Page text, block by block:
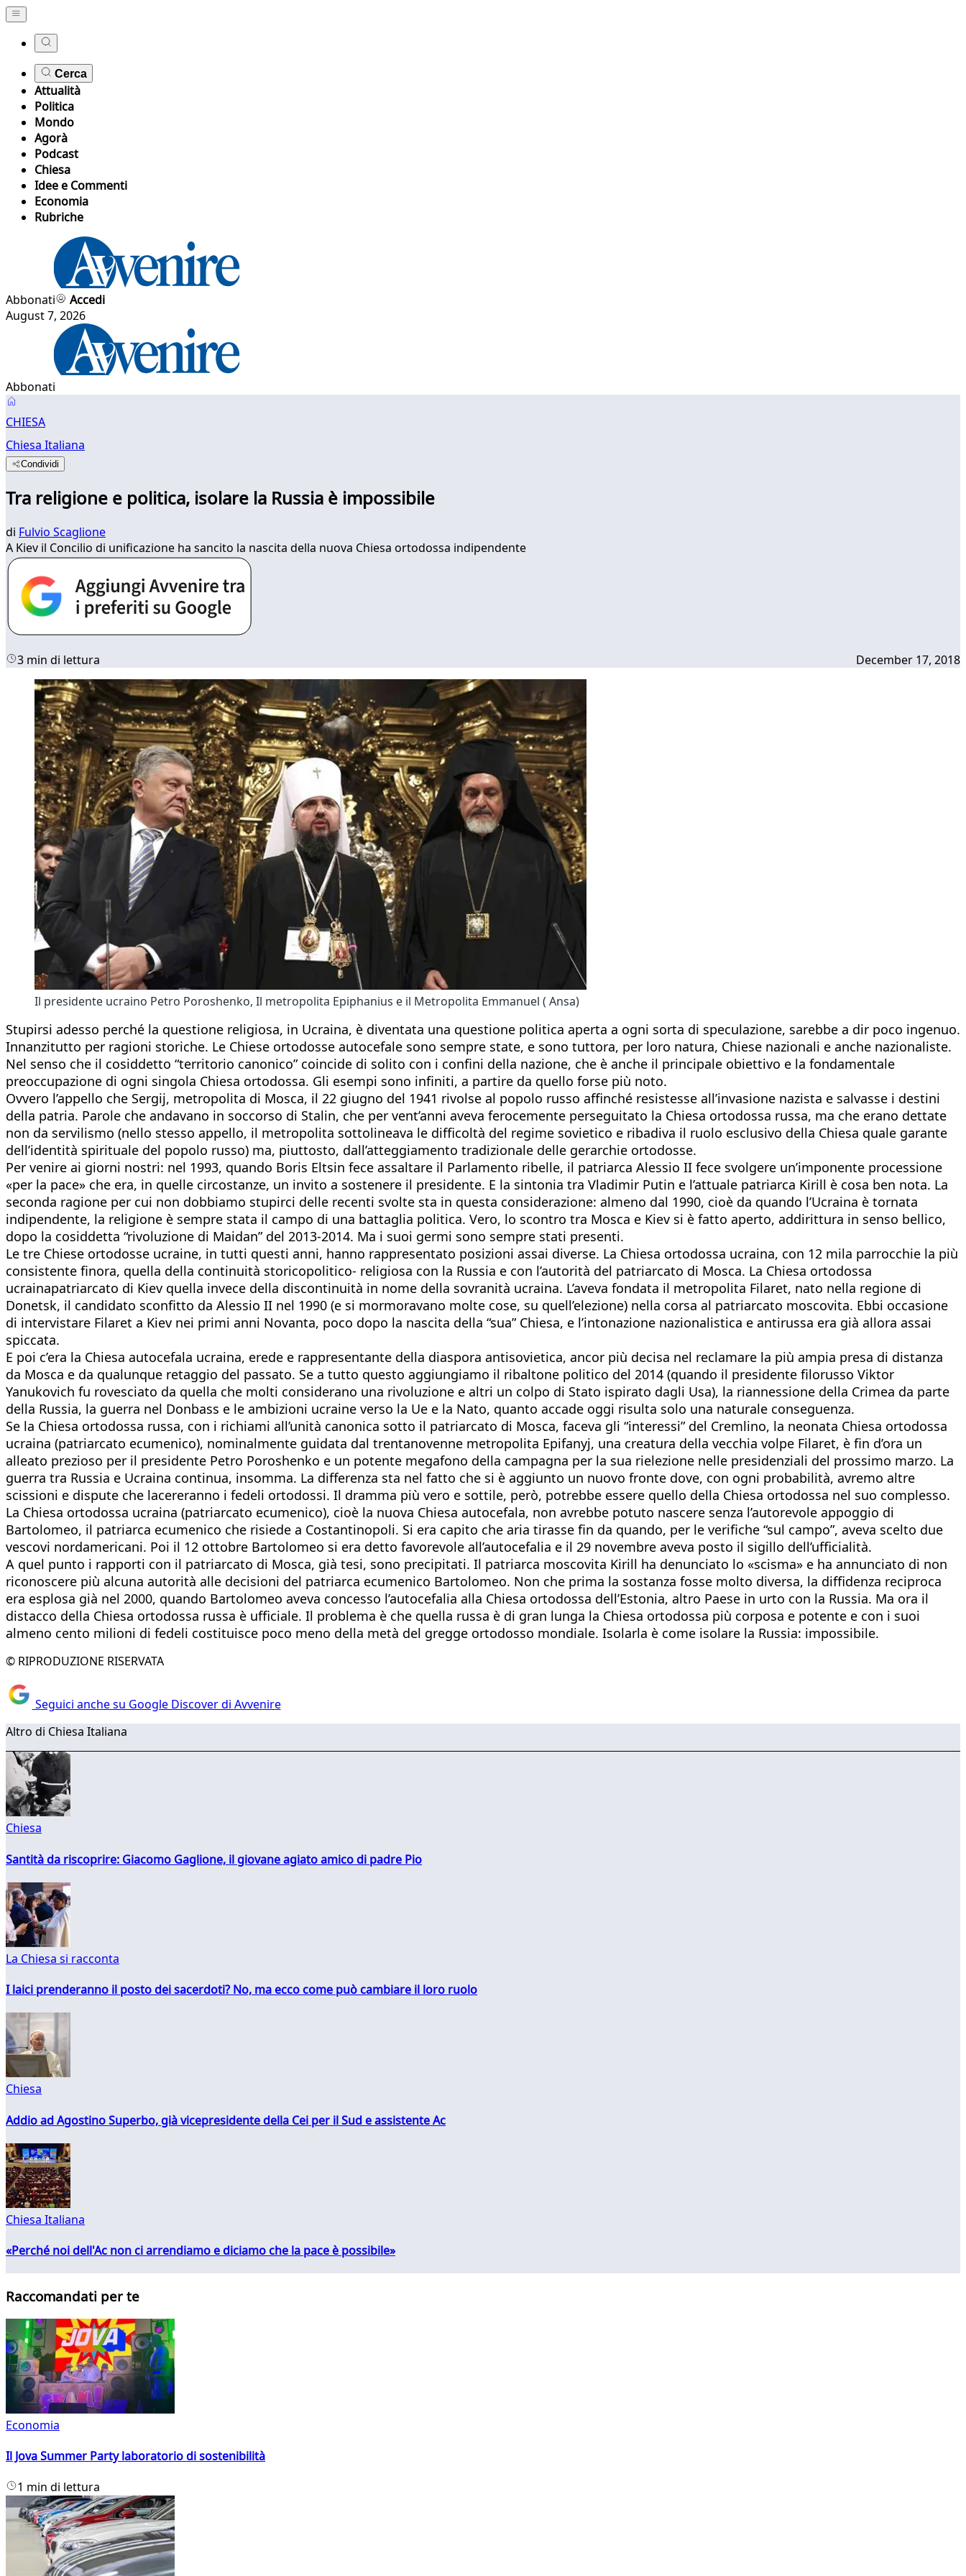
Cerca
Attualità
Politica
Mondo
Agorà
Podcast
Chiesa
Idee e Commenti
Economia
Rubriche
Abbonati
Accedi
August 7, 2026
Abbonati
CHIESA
Chiesa Italiana
Condividi
Tra religione e politica, isolare la Russia è impossibile
di Fulvio Scaglione
A Kiev il Concilio di unificazione ha sancito la nascita della nuova Chiesa ortodossa indipendente
3 min di lettura December 17, 2018
Il presidente ucraino Petro Poroshenko, Il metropolita Epiphanius e il Metropolita Emmanuel ( Ansa)
Stupirsi adesso perché la questione religiosa, in Ucraina, è diventata una questione politica aperta a ogni sorta di speculazione, sarebbe a dir poco ingenuo.
Innanzitutto per ragioni storiche. Le Chiese ortodosse autocefale sono sempre state, e sono tuttora, per loro natura, Chiese nazionali e anche nazionaliste.
Nel senso che il cosiddetto “territorio canonico” coincide di solito con i confini della nazione, che è anche il principale obiettivo e la fondamentale
preoccupazione di ogni singola Chiesa ortodossa. Gli esempi sono infiniti, a partire da quello forse più noto.
Ovvero l’appello che Sergij, metropolita di Mosca, il 22 giugno del 1941 rivolse al popolo russo affinché resistesse all’invasione nazista e salvasse i destini
della patria. Parole che andavano in soccorso di Stalin, che per vent’anni aveva ferocemente perseguitato la Chiesa ortodossa russa, ma che erano dettate
non da servilismo (nello stesso appello, il metropolita sottolineava le difficoltà del regime sovietico e ribadiva il ruolo esclusivo della Chiesa quale garante
dell’identità spirituale del popolo russo) ma, piuttosto, dall’atteggiamento tradizionale delle gerarchie ortodosse.
Per venire ai giorni nostri: nel 1993, quando Boris Eltsin fece assaltare il Parlamento ribelle, il patriarca Alessio II fece svolgere un’imponente processione
«per la pace» che era, in quelle circostanze, un invito a sostenere il presidente. E la sintonia tra Vladimir Putin e l’attuale patriarca Kirill è cosa ben nota. La
seconda ragione per cui non dobbiamo stupirci delle recenti svolte sta in questa considerazione: almeno dal 1990, cioè da quando l’Ucraina è tornata
indipendente, la religione è sempre stata il campo di una battaglia politica. Vero, lo scontro tra Mosca e Kiev si è fatto aperto, addirittura in senso bellico,
dopo la cosiddetta “rivoluzione di Maidan” del 2013-2014. Ma i suoi germi sono sempre stati presenti.
Le tre Chiese ortodosse ucraine, in tutti questi anni, hanno rappresentato posizioni assai diverse. La Chiesa ortodossa ucraina, con 12 mila parrocchie la più
consistente finora, quella della continuità storicopolitico- religiosa con la Russia e con l’autorità del patriarcato di Mosca. La Chiesa ortodossa
ucrainapatriarcato di Kiev quella invece della discontinuità in nome della sovranità ucraina. L’aveva fondata il metropolita Filaret, nato nella regione di
Donetsk, il candidato sconfitto da Alessio II nel 1990 (e si mormoravano molte cose, su quell’elezione) nella corsa al patriarcato moscovita. Ebbi occasione
di intervistare Filaret a Kiev nei primi anni Novanta, poco dopo la nascita della “sua” Chiesa, e l’intonazione nazionalistica e antirussa era già allora assai
spiccata.
E poi c’era la Chiesa autocefala ucraina, erede e rappresentante della diaspora antisovietica, ancor più decisa nel reclamare la più ampia presa di distanza
da Mosca e da qualunque retaggio del passato. Se a tutto questo aggiungiamo il ribaltone politico del 2014 (quando il presidente filorusso Viktor
Yanukovich fu rovesciato da quella che molti considerano una rivoluzione e altri un colpo di Stato ispirato dagli Usa), la riannessione della Crimea da parte
della Russia, la guerra nel Donbass e le ambizioni ucraine verso la Ue e la Nato, quanto accade oggi risulta solo una naturale conseguenza.
Se la Chiesa ortodossa russa, con i richiami all’unità canonica sotto il patriarcato di Mosca, faceva gli “interessi” del Cremlino, la neonata Chiesa ortodossa
ucraina (patriarcato ecumenico), nominalmente guidata dal trentanovenne metropolita Epifanyj, una creatura della vecchia volpe Filaret, è fin d’ora un
alleato prezioso per il presidente Petro Poroshenko e un potente megafono della campagna per la sua rielezione nelle presidenziali del prossimo marzo. La
guerra tra Russia e Ucraina continua, insomma. La differenza sta nel fatto che si è aggiunto un nuovo fronte dove, con ogni probabilità, avremo altre
scissioni e dispute che lacereranno i fedeli ortodossi. Il dramma più vero e sottile, però, potrebbe essere quello della Chiesa ortodossa nel suo complesso.
La Chiesa ortodossa ucraina (patriarcato ecumenico), cioè la nuova Chiesa autocefala, non avrebbe potuto nascere senza l’autorevole appoggio di
Bartolomeo, il patriarca ecumenico che risiede a Costantinopoli. Si era capito che aria tirasse fin da quando, per le verifiche “sul campo”, aveva scelto due
vescovi nordamericani. Poi il 12 ottobre Bartolomeo si era detto favorevole all’autocefalia e il 29 novembre aveva posto il sigillo dell’ufficialità.
A quel punto i rapporti con il patriarcato di Mosca, già tesi, sono precipitati. Il patriarca moscovita Kirill ha denunciato lo «scisma» e ha annunciato di non
riconoscere più alcuna autorità alle decisioni del patriarca ecumenico Bartolomeo. Non che prima la sostanza fosse molto diversa, la diffidenza reciproca
era esplosa già nel 2000, quando Bartolomeo aveva concesso l’autocefalia alla Chiesa ortodossa dell’Estonia, altro Paese in urto con la Russia. Ma ora il
distacco della Chiesa ortodossa russa è ufficiale. Il problema è che quella russa è di gran lunga la Chiesa ortodossa più corposa e potente e con i suoi
almeno cento milioni di fedeli costituisce poco meno della metà del gregge ortodosso mondiale. Isolarla è come isolare la Russia: impossibile.
© RIPRODUZIONE RISERVATA
Seguici anche su Google Discover di Avvenire
Altro di Chiesa Italiana
Chiesa
Santità da riscoprire: Giacomo Gaglione, il giovane agiato amico di padre Pio
La Chiesa si racconta
I laici prenderanno il posto dei sacerdoti? No, ma ecco come può cambiare il loro ruolo
Chiesa
Addio ad Agostino Superbo, già vicepresidente della Cei per il Sud e assistente Ac
Chiesa Italiana
«Perché noi dell'Ac non ci arrendiamo e diciamo che la pace è possibile»
Raccomandati per te
Economia
Il Jova Summer Party laboratorio di sostenibilità
1 min di lettura